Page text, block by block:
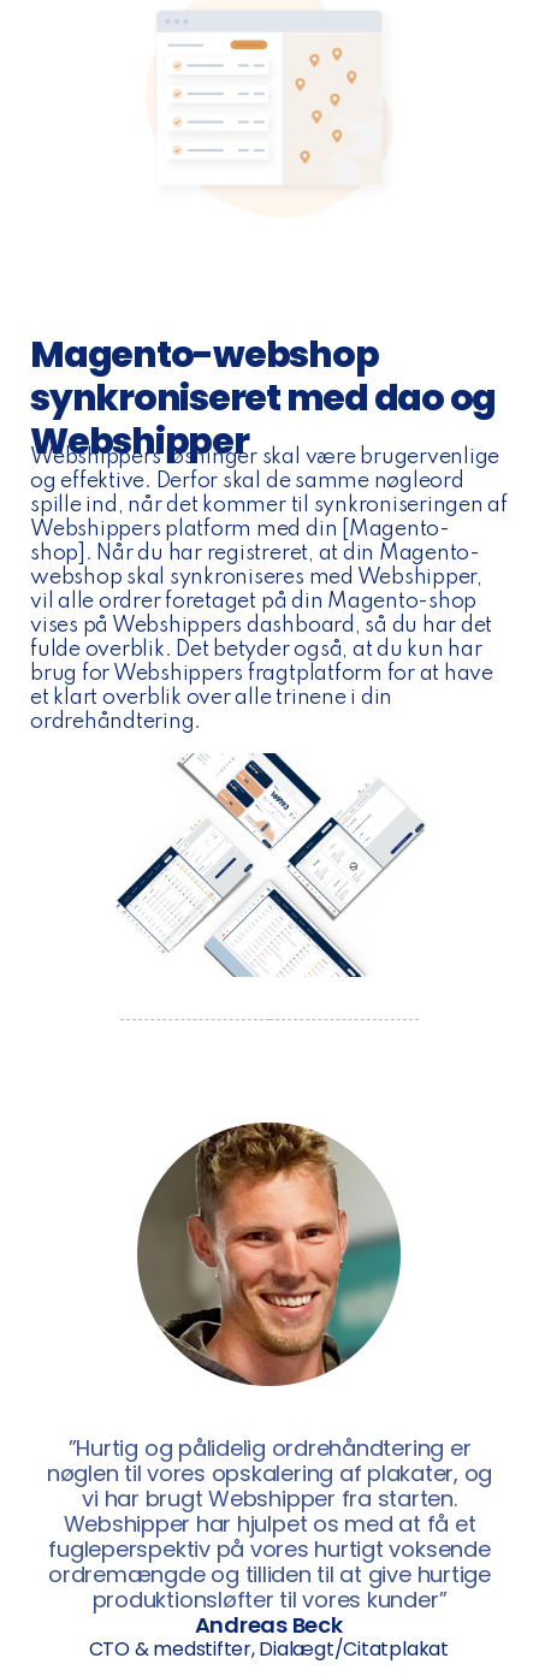
Magento-webshop
synkroniseret med dao og
Webshipper
Webshippers løsninger skal være brugervenlige
og effektive. Derfor skal de samme nøgleord
spille ind, når det kommer til synkroniseringen af
Webshippers platform med din [Magento-
shop]. Når du har registreret, at din Magento-
webshop skal synkroniseres med Webshipper,
vil alle ordrer foretaget på din Magento-shop
vises på Webshippers dashboard, så du har det
fulde overblik. Det betyder også, at du kun har
brug for Webshippers fragtplatform for at have
et klart overblik over alle trinene i din
ordrehåndtering.
”Hurtig og pålidelig ordrehåndtering er
nøglen til vores opskalering af plakater, og
vi har brugt Webshipper fra starten.
Webshipper har hjulpet os med at få et
fugleperspektiv på vores hurtigt voksende
ordremængde og tilliden til at give hurtige
produktionsløfter til vores kunder”
Andreas Beck
CTO & medstifter, Dialægt/Citatplakat